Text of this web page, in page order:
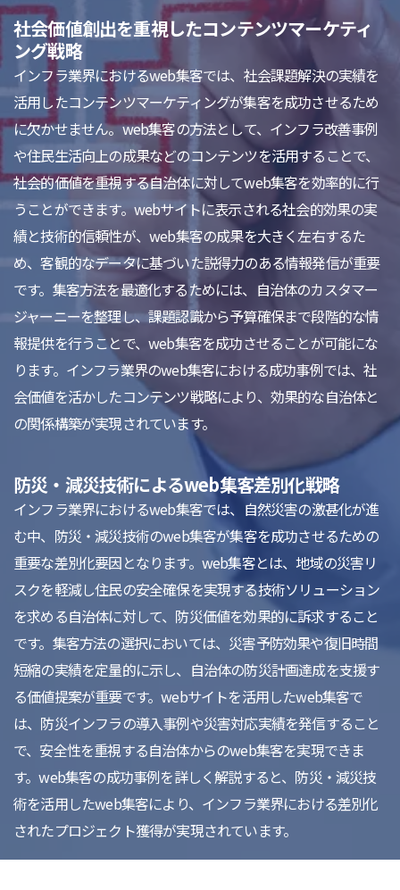
社会価値創出を重視したコンテンツマーケティ
ング戦略
インフラ業界におけるweb集客では、社会課題解決の実績を
活用したコンテンツマーケティングが集客を成功させるため
に欠かせません。web集客の方法として、インフラ改善事例
や住民生活向上の成果などのコンテンツを活用することで、
社会的価値を重視する自治体に対してweb集客を効率的に行
うことができます。webサイトに表示される社会的効果の実
績と技術的信頼性が、web集客の成果を大きく左右するた
め、客観的なデータに基づいた説得力のある情報発信が重要
です。集客方法を最適化するためには、自治体のカスタマー
ジャーニーを整理し、課題認識から予算確保まで段階的な情
報提供を行うことで、web集客を成功させることが可能にな
ります。インフラ業界のweb集客における成功事例では、社
会価値を活かしたコンテンツ戦略により、効果的な自治体と
の関係構築が実現されています。
防災・減災技術によるweb集客差別化戦略
インフラ業界におけるweb集客では、自然災害の激甚化が進
む中、防災・減災技術のweb集客が集客を成功させるための
重要な差別化要因となります。web集客とは、地域の災害リ
スクを軽減し住民の安全確保を実現する技術ソリューション
を求める自治体に対して、防災価値を効果的に訴求すること
です。集客方法の選択においては、災害予防効果や復旧時間
短縮の実績を定量的に示し、自治体の防災計画達成を支援す
る価値提案が重要です。webサイトを活用したweb集客で
は、防災インフラの導入事例や災害対応実績を発信すること
で、安全性を重視する自治体からのweb集客を実現できま
す。web集客の成功事例を詳しく解説すると、防災・減災技
術を活用したweb集客により、インフラ業界における差別化
されたプロジェクト獲得が実現されています。